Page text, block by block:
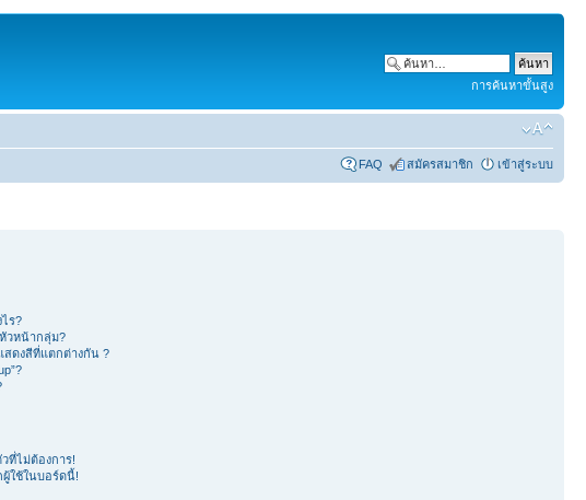
การค้นหาขั้นสูง
FAQ สมัครสมาชิก เข้าสู่ระบบ
ร?
วหน้ากลุ่ม?
สดงสีที่แตกต่างกัน ?
ที่ไม่ต้องการ!
ใช้ในบอร์ดนี้!